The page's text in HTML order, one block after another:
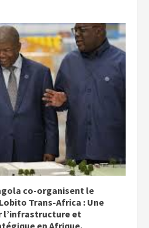
co-organisent le
Trans-Africa : Une
l’infrastructure et